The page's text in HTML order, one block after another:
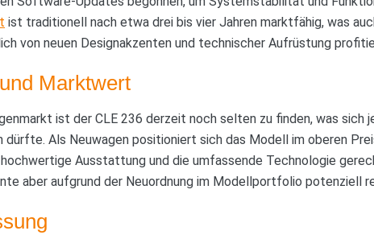
ist traditionell nach etwa drei bis vier Jahren marktfähig, was
von neuen Designakzenten und technischer Aufrüstung
Marktwert
ist der CLE 236 derzeit noch selten zu finden, was sich
dürfte. Als Neuwagen positioniert sich das Modell im oberen
hochwertige Ausstattung und die umfassende Technologie
aber aufgrund der Neuordnung im Modellportfolio potenziell